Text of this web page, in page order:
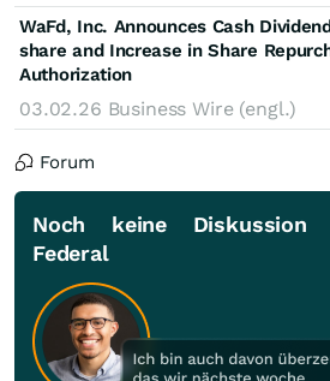
WaFd, Inc. Announces Cash
share and Increase in Share
Authorization
03.02.26 Business Wire (engl.)
Forum
Noch keine Diskussion
Federal